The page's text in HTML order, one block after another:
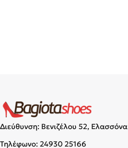
Διεύθυνση: Βενιζέλου 52, Ελασσόνα
Τηλέφωνο: 24930 25166